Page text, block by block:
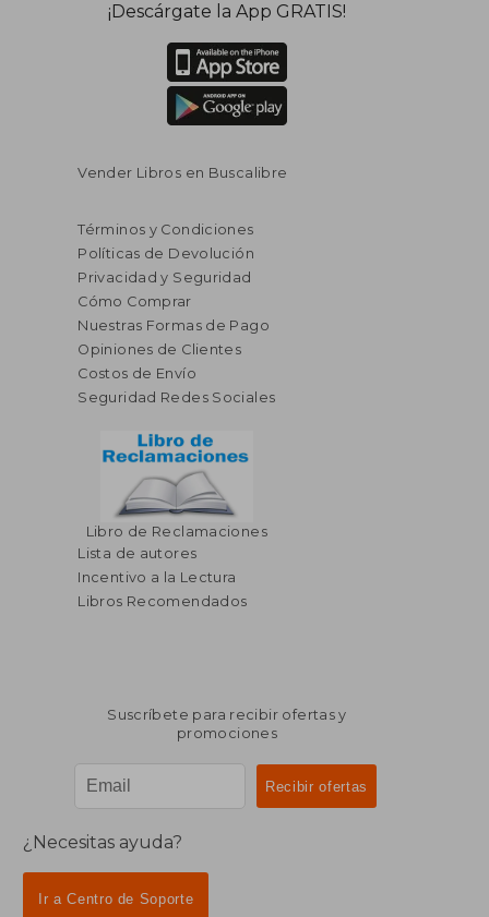
¡Descárgate la App GRATIS!
Vender Libros en Buscalibre
Términos y Condiciones
Políticas de Devolución
Privacidad y Seguridad
Cómo Comprar
Nuestras Formas de Pago
Opiniones de Clientes
Costos de Envío
Seguridad Redes Sociales
Libro de Reclamaciones
Lista de autores
Incentivo a la Lectura
Libros Recomendados
Suscríbete para recibir ofertas y
promociones
¿Necesitas ayuda?
Ir a Centro de Soporte